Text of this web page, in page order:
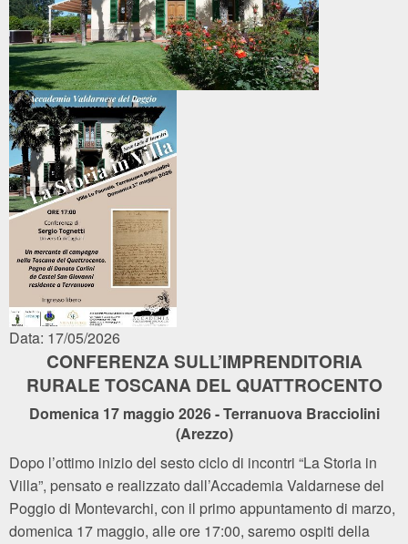
Data: 17/05/2026
CONFERENZA SULL’IMPRENDITORIA
RURALE TOSCANA DEL QUATTROCENTO
Domenica 17 maggio 2026 - Terranuova Bracciolini
(Arezzo)
Dopo l’ottimo inizio del sesto ciclo di incontri “La Storia in
Villa”, pensato e realizzato dall’Accademia Valdarnese del
Poggio di Montevarchi, con il primo appuntamento di marzo,
domenica 17 maggio, alle ore 17:00, saremo ospiti della